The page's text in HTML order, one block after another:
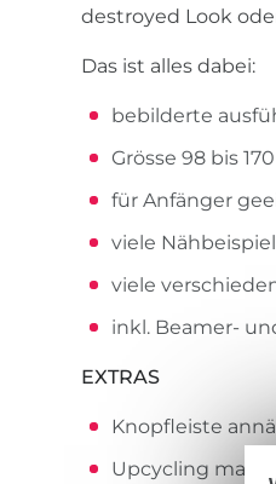
destroyed Look
Das ist alles dabei:
bebilderte
Grösse 98 bis 170
für Anfänger
viele
viele
inkl. Beamer-
EXTRAS
Knopfleiste
Upcycling made